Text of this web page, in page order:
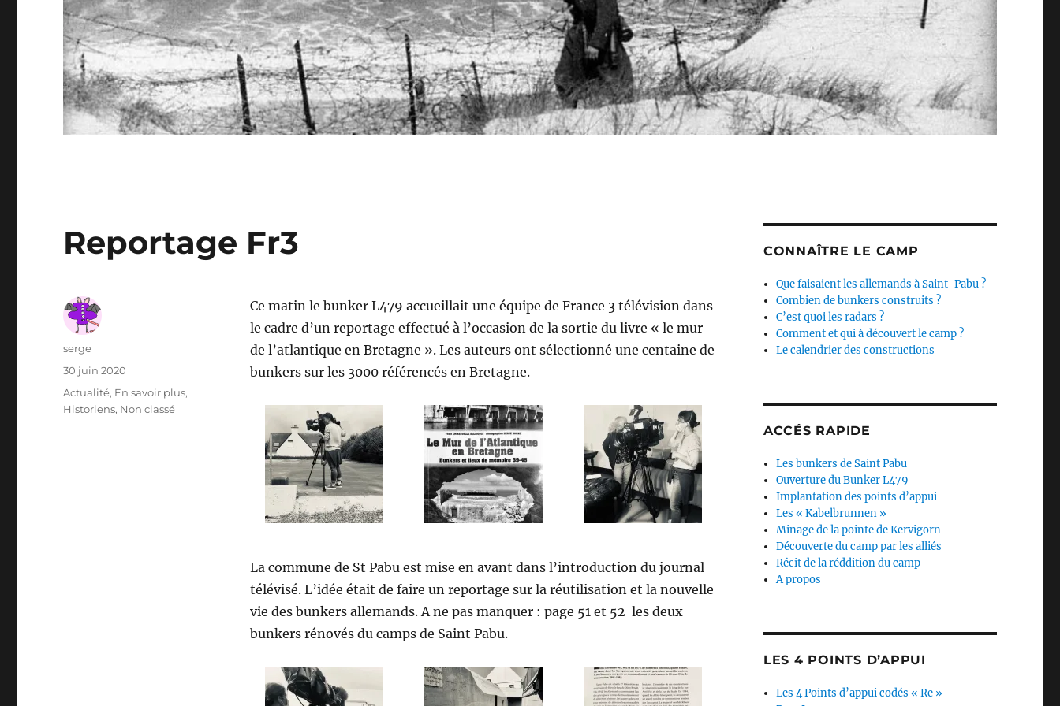
Reportage Fr3
Ce matin le bunker L479 accueillait une équipe de France 3 télévision dans
le cadre d’un reportage effectué à l’occasion de la sortie du livre « le mur
de l’atlantique en Bretagne ». Les auteurs ont sélectionné une centaine de
bunkers sur les 3000 référencés en Bretagne.
La commune de St Pabu est mise en avant dans l’introduction du journal
télévisé. L’idée était de faire un reportage sur la réutilisation et la nouvelle
vie des bunkers allemands. A ne pas manquer : page 51 et 52 les deux
bunkers rénovés du camps de Saint Pabu.
Auteur
serge
Publié
30 juin 2020
Catégories
Actualité, En savoir plus,
Historiens, Non classé
CONNAÎTRE LE CAMP
Que faisaient les allemands à Saint-Pabu ?
Combien de bunkers construits ?
C’est quoi les radars ?
Comment et qui à découvert le camp ?
Le calendrier des constructions
ACCÉS RAPIDE
Les bunkers de Saint Pabu
Ouverture du Bunker L479
Implantation des points d’appui
Les « Kabelbrunnen »
Minage de la pointe de Kervigorn
Découverte du camp par les alliés
Récit de la réddition du camp
A propos
LES 4 POINTS D’APPUI
Les 4 Points d’appui codés « Re »